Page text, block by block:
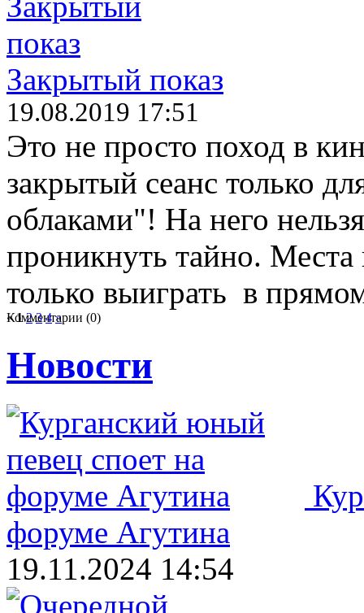
Закрытый показ
19.08.2019 17:51
Это не просто поход в
закрытый сеанс только
облаками"! На него
проникнуть тайно.
только выиграть в
Комментарии (0)
« 1 2 3 4 »
Новости
форуме Агутина
19.11.2024 14:54